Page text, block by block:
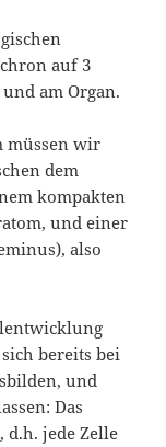
auf 3
am Organ.
müssen wir
dem
kompakten
und einer
also
bereits bei
und
Das
, d.h. jede Zelle